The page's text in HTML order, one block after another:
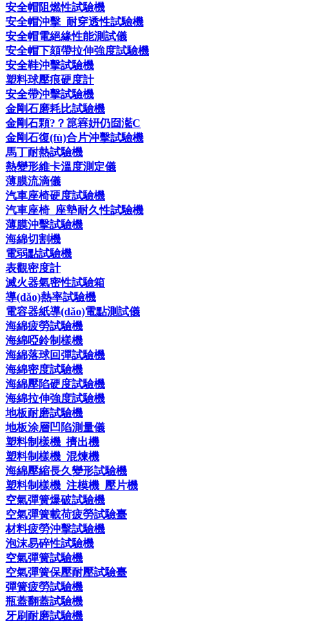
安全帽阻燃性試驗機
安全帽沖擊_耐穿透性試驗機
安全帽電絕緣性能測試儀
安全帽下頦帶拉伸強度試驗機
安全鞋沖擊試驗機
塑料球壓痕硬度計
安全帶沖擊試驗機
金剛石磨耗比試驗機
金剛石顆?？箟簭姸仍囼灆C
金剛石復(fù)合片沖擊試驗機
馬丁耐熱試驗機
熱變形維卡溫度測定儀
薄膜流滴儀
汽車座椅硬度試驗機
汽車座椅_座墊耐久性試驗機
薄膜沖擊試驗機
海綿切割機
電弱點試驗機
表觀密度計
滅火器氣密性試驗箱
導(dǎo)熱率試驗機
電容器紙導(dǎo)電點測試儀
海綿疲勞試驗機
海綿啞鈴制樣機
海綿落球回彈試驗機
海綿密度試驗機
海綿壓陷硬度試驗機
海綿拉伸強度試驗機
地板耐磨試驗機
地板涂層凹陷測量儀
塑料制樣機_擠出機
塑料制樣機_混煉機
海綿壓縮長久變形試驗機
塑料制樣機_注模機_壓片機
空氣彈簧爆破試驗機
空氣彈簧載荷疲勞試驗臺
材料疲勞沖擊試驗機
泡沫易碎性試驗機
空氣彈簧試驗機
空氣彈簧保壓耐壓試驗臺
彈簧疲勞試驗機
瓶蓋翻蓋試驗機
牙刷耐磨試驗機